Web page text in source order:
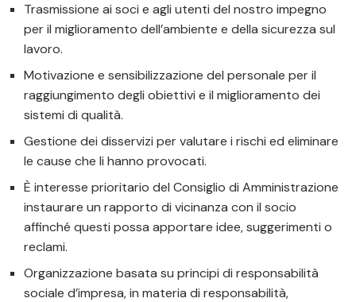
Trasmissione ai soci e agli utenti del nostro impegno
per il miglioramento dell’ambiente e della sicurezza sul
lavoro.
Motivazione e sensibilizzazione del personale per il
raggiungimento degli obiettivi e il miglioramento dei
sistemi di qualità.
Gestione dei disservizi per valutare i rischi ed eliminare
le cause che li hanno provocati.
È interesse prioritario del Consiglio di Amministrazione
instaurare un rapporto di vicinanza con il socio
affinché questi possa apportare idee, suggerimenti o
reclami.
Organizzazione basata su principi di responsabilità
sociale d’impresa, in materia di responsabilità,